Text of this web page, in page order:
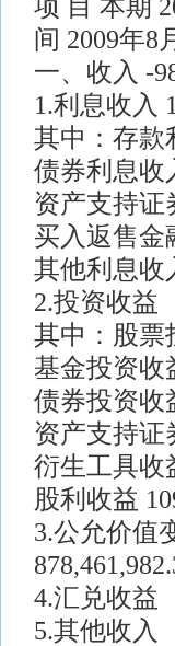
项 目 本期
间 2009年8
一、收入 -
1.利息收入
其中：存款
债券利息收
资产支持证
买入返售金
其他利息收
2.投资收益
其中：股票
基金投资收
债券投资收
资产支持证
衍生工具收
股利收益
3.公允价值
4.汇兑收益
5.其他收入